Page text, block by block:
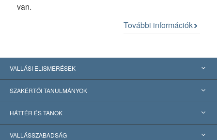
van.
További információk
VALLÁSI ELISMERÉSEK
USA
Nemzetközi elismerések
Jelentős ítéletek
SZAKÉRTŐI TANULMÁNYOK
Tanulmányok kategóriák szerint
A világ legnagyobb szaktekintélyei
HÁTTÉR ÉS TANOK
L. Ron Hubbard
VALLÁSSZABADSÁG